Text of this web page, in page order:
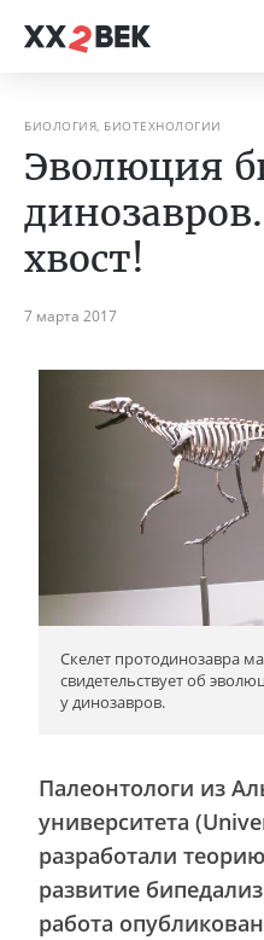
БИОЛОГИЯ, БИОТЕХНОЛОГИИ
Эволюция
хвост!
7 марта 2017
Скелет протодинозавра
свидетельствует об
у динозавров.
Палеонтологи из
университета
разработали
развитие
работа